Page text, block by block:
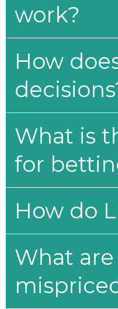
work?
How
What is
for
How do
What